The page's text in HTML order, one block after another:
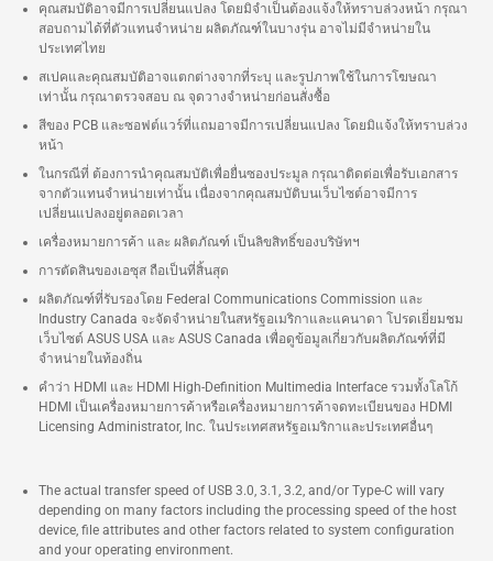
คุณสมบัติอาจมีการเปลี่ยนแปลง โดยมิจำเป็นต้องแจ้งให้ทราบล่วงหน้า กรุณา
สอบถามได้ที่ตัวแทนจำหน่าย ผลิตภัณฑ์ในบางรุ่น อาจไม่มีจำหน่ายใน
ประเทศไทย
สเปคและคุณสมบัติอาจแตกต่างจากที่ระบุ และรูปภาพใช้ในการโฆษณา
เท่านั้น กรุณาตรวจสอบ ณ จุดวางจำหน่ายก่อนสั่งซื้อ
สีของ PCB และซอฟต์แวร์ที่แถมอาจมีการเปลี่ยนแปลง โดยมิแจ้งให้ทราบล่วง
หน้า
ในกรณีที่ ต้องการนำคุณสมบัติเพื่อยื่นซองประมูล กรุณาติดต่อเพื่อรับเอกสาร
จากตัวแทนจำหน่ายเท่านั้น เนื่องจากคุณสมบัติบนเว็บไซต์อาจมีการ
เปลี่ยนแปลงอยู่ตลอดเวลา
เครื่องหมายการค้า และ ผลิตภัณฑ์ เป็นลิขสิทธิ์ของบริษัทฯ
การตัดสินของเอซุส ถือเป็นที่สิ้นสุด
ผลิตภัณฑ์ที่รับรองโดย Federal Communications Commission และ
Industry Canada จะจัดจำหน่ายในสหรัฐอเมริกาและแคนาดา โปรดเยี่ยมชม
เว็บไซต์ ASUS USA และ ASUS Canada เพื่อดูข้อมูลเกี่ยวกับผลิตภัณฑ์ที่มี
จำหน่ายในท้องถิ่น
คำว่า HDMI และ HDMI High-Definition Multimedia Interface รวมทั้งโลโก้
HDMI เป็นเครื่องหมายการค้าหรือเครื่องหมายการค้าจดทะเบียนของ HDMI
Licensing Administrator, Inc. ในประเทศสหรัฐอเมริกาและประเทศอื่นๆ
The actual transfer speed of USB 3.0, 3.1, 3.2, and/or Type-C will vary
depending on many factors including the processing speed of the host
device, file attributes and other factors related to system configuration
and your operating environment.